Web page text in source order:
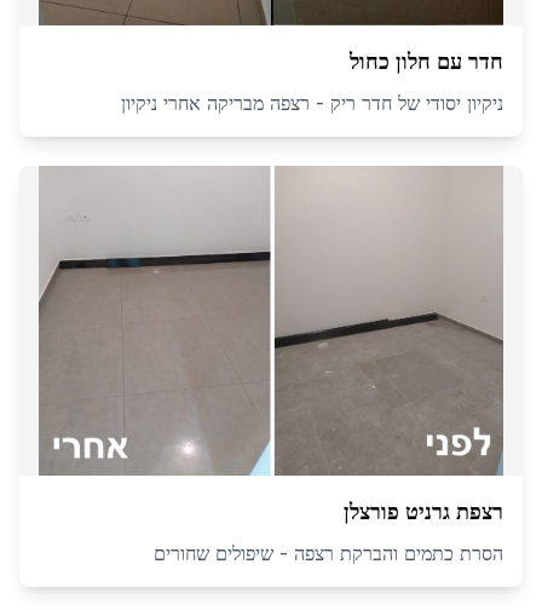
חדר עם חלון כחול
ניקיון יסודי של חדר ריק - רצפה מבריקה אחרי ניקיון
רצפת גרניט פורצלן
הסרת כתמים והברקת רצפה - שיפולים שחורים